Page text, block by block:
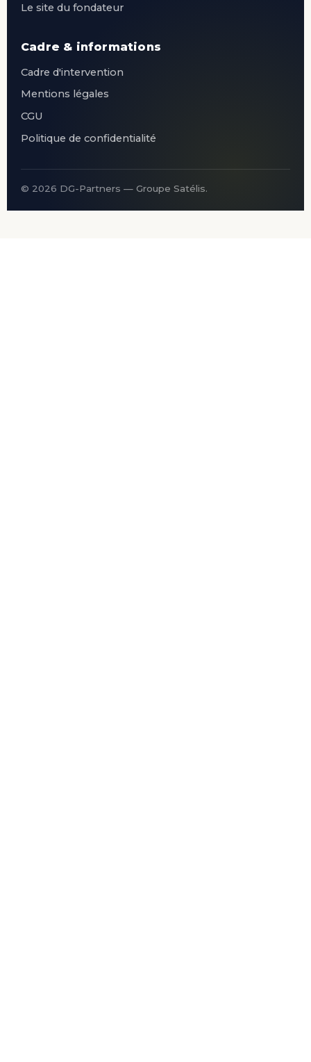
Le site du fondateur
Cadre & informations
Cadre d'intervention
Mentions légales
CGU
Politique de confidentialité
© 2026 DG-Partners — Groupe Satélis.